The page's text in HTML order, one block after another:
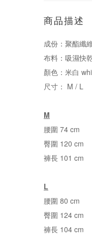
商品描述
成份：聚酯纖
布料：吸濕快
顏色：米白
尺寸： M / L
M
腰圍 74 cm
臀圍 120 cm
褲長 101 cm
L
腰圍 80 cm
臀圍 124 cm
褲長 104 cm